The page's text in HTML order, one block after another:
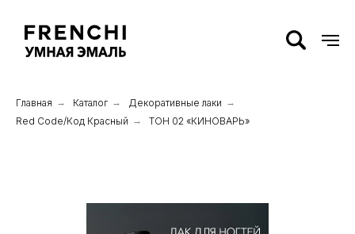
Главная → Каталог → Декоративные лаки →
Red Code/Код Красный → ТОН 02 «КИНОВАРЬ»